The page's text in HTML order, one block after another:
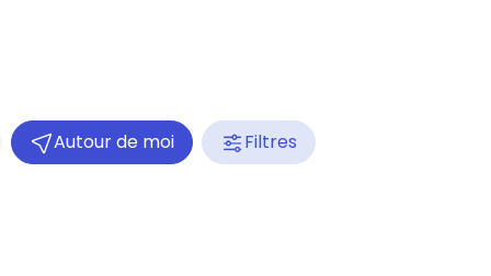
Autour de moi Filtres